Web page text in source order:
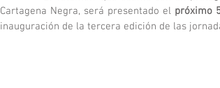
Cartagena Negra, será presentado el próximo
inauguración de la tercera edición de las